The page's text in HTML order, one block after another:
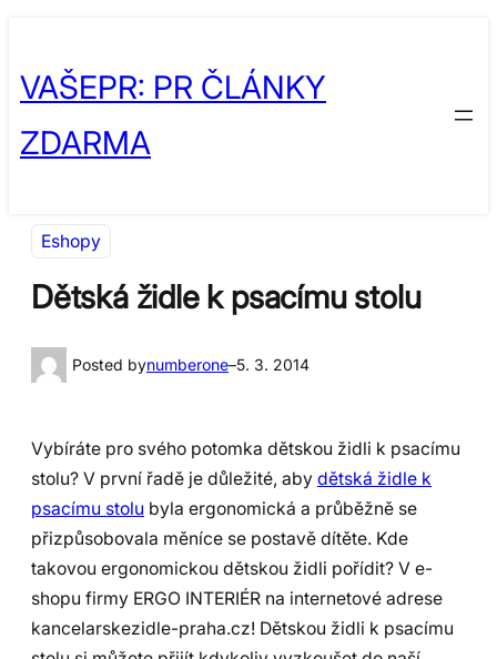
obsah
content
VAŠEPR: PR ČLÁNKY
ZDARMA
Eshopy
Dětská židle k psacímu stolu
Posted bynumberone–5. 3. 2014
Vybíráte pro svého potomka dětskou židli k psacímu
stolu? V první řadě je důležité, aby dětská židle k
psacímu stolu byla ergonomická a průběžně se
přizpůsobovala měníce se postavě dítěte. Kde
takovou ergonomickou dětskou židli pořídit? V e-
shopu firmy ERGO INTERIÉR na internetové adrese
kancelarskezidle-praha.cz! Dětskou židli k psacímu